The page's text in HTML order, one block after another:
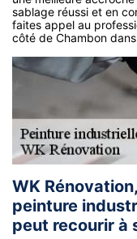
sablage réussi et en
faites appel au
côté de Chambon
WK
peinture
peut recourir à